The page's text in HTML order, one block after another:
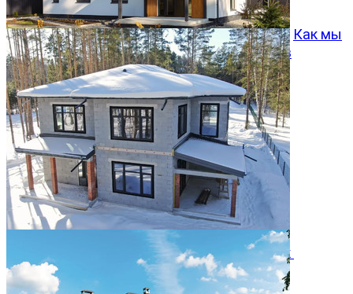
Как мы
превращаем типовой проект Хвойный 96 в
особенный дом
05.08.2026
Двухэтажный дом 366м² в КП Заповедник
28.07.2026